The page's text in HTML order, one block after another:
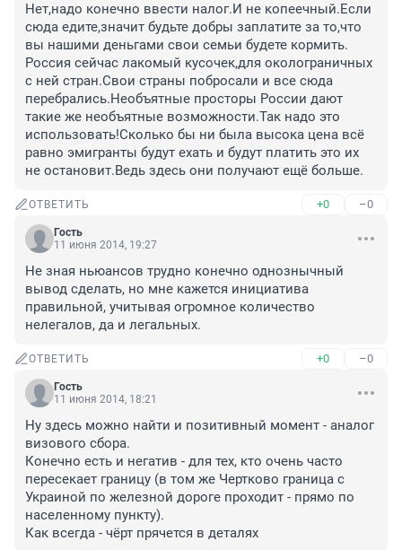
Нет,надо конечно ввести налог.И не копеечный.Если
сюда едите,значит будьте добры заплатите за то,что
вы нашими деньгами свои семьи будете кормить.
Россия сейчас лакомый кусочек,для околограничных
с ней стран.Свои страны побросали и все сюда
перебрались.Необъятные просторы России дают
такие же необъятные возможности.Так надо это
использовать!Сколько бы ни была высока цена всё
равно эмигранты будут ехать и будут платить это их
не остановит.Ведь здесь они получают ещё больше.
ОТВЕТИТЬ +0 –0
Гость
11 июня 2014, 19:27
Не зная ньюансов трудно конечно однознычный
вывод сделать, но мне кажется инициатива
правильной, учитывая огромное количество
нелегалов, да и легальных.
ОТВЕТИТЬ +0 –0
Гость
11 июня 2014, 18:21
Ну здесь можно найти и позитивный момент - аналог
визового сбора.
Конечно есть и негатив - для тех, кто очень часто
пересекает границу (в том же Чертково граница с
Украиной по железной дороге проходит - прямо по
населенному пункту).
Как всегда - чёрт прячется в деталях